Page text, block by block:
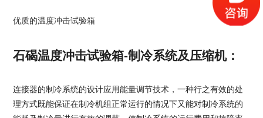
优质的温度冲击试验箱
石碣温度冲击试验箱-制冷系统及压缩机：
连接器的制冷系统的设计应用能量调节技术，一种行之有效的处
理方式既能保证在制冷机组正常运行的情况下又能对制冷系统的